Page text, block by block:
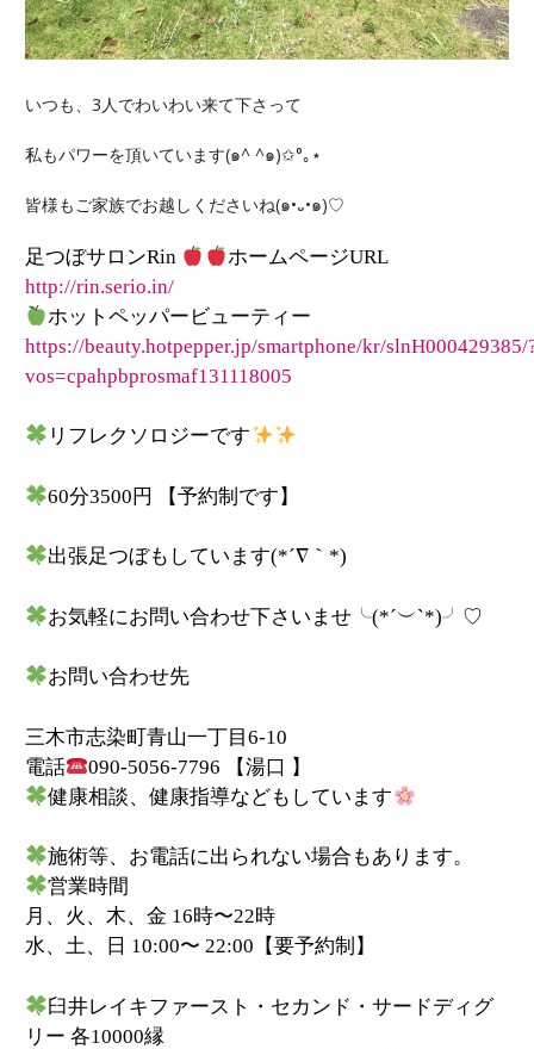
いつも、3人でわいわい来て下さって
私もパワーを頂いています(๑^ ^๑)✩°｡⋆
皆様もご家族でお越しくださいね(๑•᎑•๑)♡
足つぼサロンRin ホームページURL
http://rin.serio.in/
ホットペッパービューティー
https://beauty.hotpepper.jp/smartphone/kr/slnH000429385/
vos=cpahpbprosmaf131118005
リフレクソロジーです
60分3500 円 【予約制です】
出張足つぼもしています(*´∇ ｀ *)
お気軽にお問い合わせ下さいませ╰(*´︶`*)╯♡
お問い合わせ先
三木市志染町青山一丁目6-10
電話
090-5056-7796 【湯口 】
健康相談、健康指導などもしています
施術等、お電話に出られない場合もあります。
営業時間
月、火、木、金 16時〜22時
水、土、日 10:00〜 22:00 【要予約制】
臼井レイキファースト・セカンド・サードディグ
リー 各10000縁